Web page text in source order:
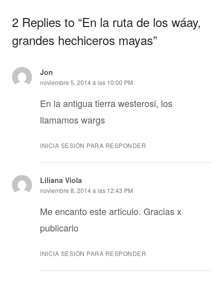
2 Replies to “En la ruta de los wáay,
grandes hechiceros mayas”
Jon
noviembre 5, 2014 a las 10:00 PM
En la antigua tierra westerosi, los
llamamos wargs
INICIA SESIÓN PARA RESPONDER
Liliana Viola
noviembre 8, 2014 a las 12:43 PM
Me encanto este articulo. Gracias x
publicarlo
INICIA SESIÓN PARA RESPONDER